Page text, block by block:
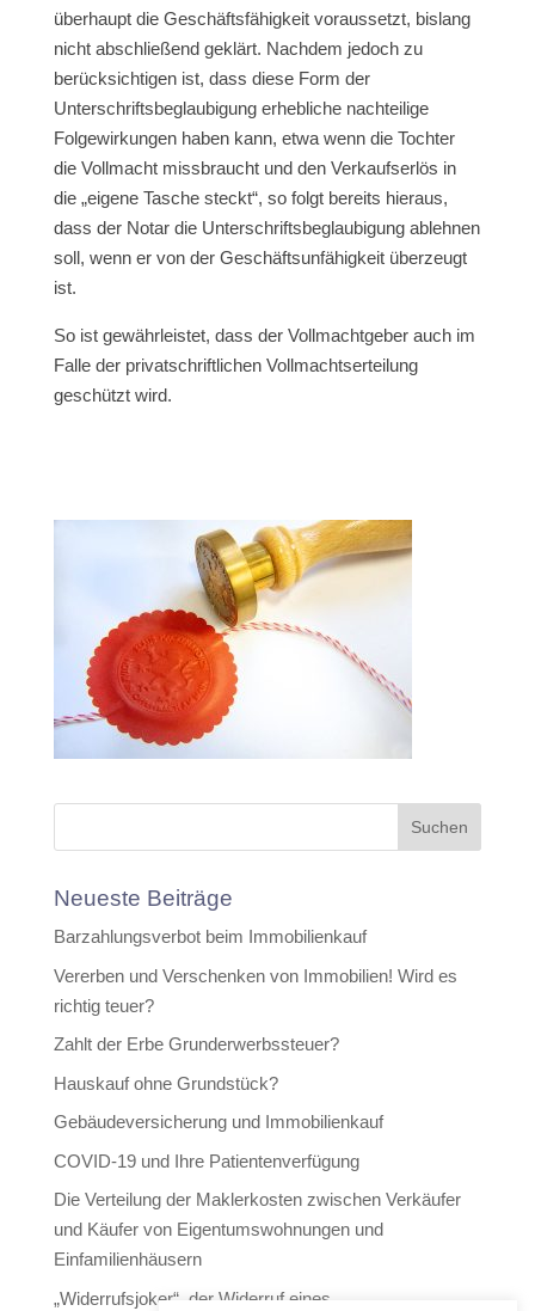
überhaupt die Geschäftsfähigkeit voraussetzt, bislang
nicht abschließend geklärt. Nachdem jedoch zu
berücksichtigen ist, dass diese Form der
Unterschriftsbeglaubigung erhebliche nachteilige
Folgewirkungen haben kann, etwa wenn die Tochter
die Vollmacht missbraucht und den Verkaufserlös in
die „eigene Tasche steckt“, so folgt bereits hieraus,
dass der Notar die Unterschriftsbeglaubigung ablehnen
soll, wenn er von der Geschäftsunfähigkeit überzeugt
ist.
So ist gewährleistet, dass der Vollmachtgeber auch im
Falle der privatschriftlichen Vollmachtserteilung
geschützt wird.
Neueste Beiträge
Barzahlungsverbot beim Immobilienkauf
Vererben und Verschenken von Immobilien! Wird es
richtig teuer?
Zahlt der Erbe Grunderwerbssteuer?
Hauskauf ohne Grundstück?
Gebäudeversicherung und Immobilienkauf
COVID-19 und Ihre Patientenverfügung
Die Verteilung der Maklerkosten zwischen Verkäufer
und Käufer von Eigentumswohnungen und
Einfamilienhäusern
„Widerrufsjoker“, der Widerruf eines